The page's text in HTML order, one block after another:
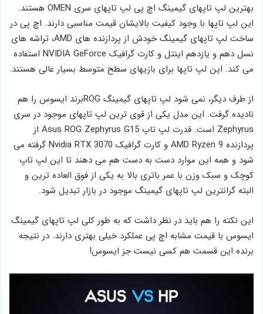
بهترین لپ تاپهای گیمینگ اچ پی لپ تاپهای سری OMEN هستند.
این لپ تاپها با وجود کیفیت بالایشان قیمت مناسبی دارند. اچ پی در
ساخت لپ تاپهای گیمینگ خودش از پردازنده های AMD، تراشه های
نسل دهم و یازدهم اینتل و کارت‌ گرافیک NVIDIA GeForce استفاده
می کند. این لپ تاپها برای بازیهای سطح متوسط بسیار عالی هستند.
از طرف دیگر، نمی شود لپ تاپهای گیمینگ ROGبرند ایسوس را هم
نادیده گرفت. این مدل یکی از قوی ترین لپ تاپهای موجود در سری
Zephyrus است. قدرت لپ تاپ Asus ROG Zephyrus G15 از
پردازنده AMD Ryzen 9 و کارت گرافیک Nvidia RTX 3070 گرفته می
شود و همه این موارد دست به دست هم می دهند تا این لپ تاپ
کوچک و سبک وزن با عمر باتری بالا به یکی از فوق العاده ترین و
البته گرانترین لپ تاپهای گیمینگ موجود در بازار تبدیل شود.
این نکته را هم باید در نظر داشت که به طور کلی لپ تاپهای گیمینگ
ایسوس با قیمت مشابه اچ پی عملکرد خیلی بهتری دارند. در نتیجه
برنده این قسمت هم کسی نیست جز ایسوس!